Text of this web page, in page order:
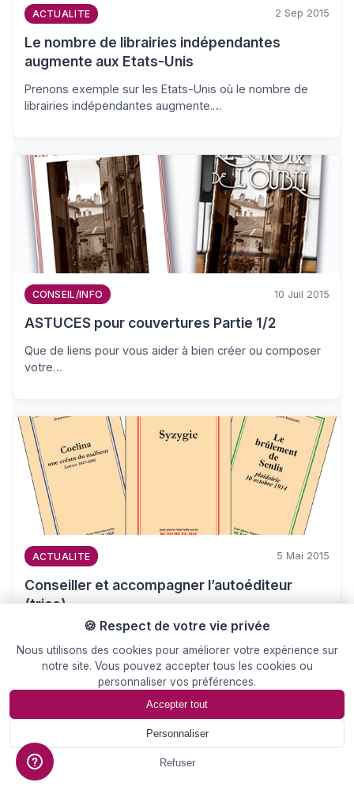
ACTUALITE 2 Sep 2015
Le nombre de librairies indépendantes
augmente aux Etats-Unis
Prenons exemple sur les Etats-Unis où le nombre de
librairies indépendantes augmente.…
CONSEIL/INFO 10 Juil 2015
ASTUCES pour couvertures Partie 1/2
Que de liens pour vous aider à bien créer ou composer
votre…
ACTUALITE 5 Mai 2015
Conseiller et accompagner l’autoéditeur
(trice)
Mes activités de journaliste et de communicant m’ont
souvent conduit à rencontrer…
🍪 Respect de votre vie privée
Nous utilisons des cookies pour améliorer votre expérience sur
notre site. Vous pouvez accepter tous les cookies ou
personnaliser vos préférences.
Accepter tout
Personnaliser
Refuser